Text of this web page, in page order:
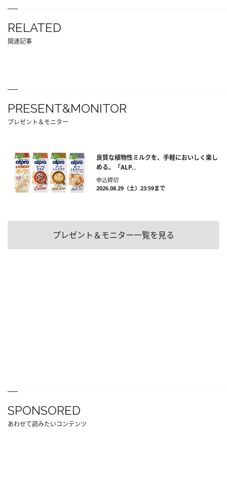
RELATED
関連記事
PRESENT&MONITOR
プレゼント＆モニター
良質な植物性ミルクを、手軽においしく楽し
める。「ALP...
申込締切
2026.08.29（土）23:59まで
プレゼント＆モニター一覧を見る
SPONSORED
あわせて読みたいコンテンツ